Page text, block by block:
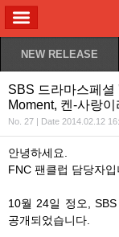
NEW RELEASE
SBS 드라마스페셜
Moment, 켄-사랑
No. 27 | Date 2014.02.12
안녕하세요.
FNC 팬클럽 담당자입
10월 24일 정오, SBS
공개되었습니다.